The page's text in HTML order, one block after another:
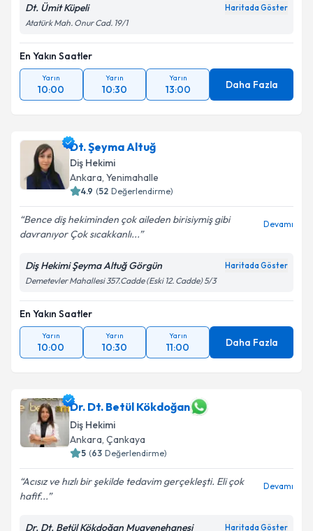
Dt. Ümit Küpeli Haritada Göster
Atatürk Mah. Onur Cad. 19/1
En Yakın Saatler
Yarın
10:00
Yarın
10:30
Yarın
13:00 Daha Fazla
Dt. Şeyma Altuğ
Diş Hekimi
Ankara, Yenimahalle
4.9 (52 Değerlendirme)
Bence diş hekiminden çok aileden birisiymiş gibi
davranıyor Çok sıcakkanlı...
Devamı
Diş Hekimi Şeyma Altuğ Görgün Haritada Göster
Demetevler Mahallesi 357.Cadde (Eski 12. Cadde) 5/3
En Yakın Saatler
Yarın
10:00
Yarın
10:30
Yarın
11:00 Daha Fazla
Dr. Dt. Betül Kökdoğan
Diş Hekimi
Ankara, Çankaya
5 (63 Değerlendirme)
Acısız ve hızlı bir şekilde tedavim gerçekleşti. Eli çok
hafif...
Devamı
Dr. Dt. Betül Kökdoğan Muayenehanesi Haritada Göster